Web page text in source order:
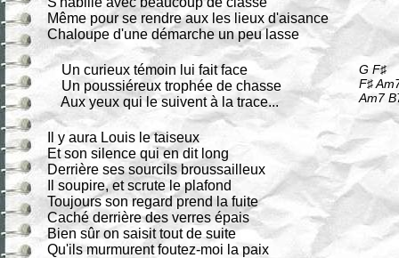
Même pour se rendre aux les lieux d'aisance
Chaloupe d'une démarche un peu lasse
Un curieux témoin lui fait face
Un poussiéreux trophée de chasse
Aux yeux qui le suivent à la trace...
G F♯
F♯
Am7
Il y aura Louis le taiseux
Et son silence qui en dit long
Derrière ses sourcils broussailleux
Il soupire, et scrute le plafond
Toujours son regard prend la fuite
Caché derrière des verres épais
Bien sûr on saisit tout de suite
Qu'ils murmurent foutez-moi la paix